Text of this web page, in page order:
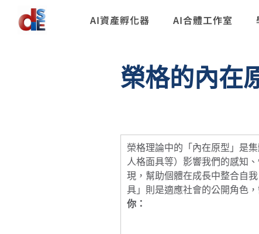
AI資產孵化器 AI合體工作室
榮格的內在
榮格理論中的「內在原型」是
人格面具等）影響我們的感知
現，幫助個體在成長中整合自
具」則是適應社會的公開角色
你：